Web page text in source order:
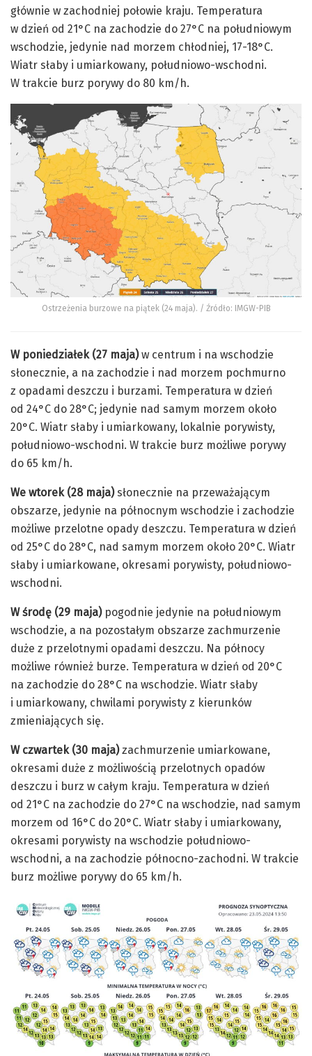
głównie w zachodniej połowie kraju. Temperatura
w dzień od 21°C na zachodzie do 27°C na południowym
wschodzie, jedynie nad morzem chłodniej, 17-18°C.
Wiatr słaby i umiarkowany, południowo-wschodni.
W trakcie burz porywy do 80 km/h.
Ostrzeżenia burzowe na piątek (24 maja). / Źródło: IMGW-PIB
W poniedziałek (27 maja)w centrum i na wschodzie
słonecznie, a na zachodzie i nad morzem pochmurno
z opadami deszczu i burzami. Temperatura w dzień
od 24°C do 28°C; jedynie nad samym morzem około
20°C. Wiatr słaby i umiarkowany, lokalnie porywisty,
południowo-wschodni. W trakcie burz możliwe porywy
do 65 km/h.
We wtorek (28 maja)słonecznie na przeważającym
obszarze, jedynie na północnym wschodzie i zachodzie
możliwe przelotne opady deszczu. Temperatura w dzień
od 25°C do 28°C, nad samym morzem około 20°C. Wiatr
słaby i umiarkowane, okresami porywisty, południowo-
wschodni.
W środę (29 maja)pogodnie jedynie na południowym
wschodzie, a na pozostałym obszarze zachmurzenie
duże z przelotnymi opadami deszczu. Na północy
możliwe również burze. Temperatura w dzień od 20°C
na zachodzie do 28°C na wschodzie. Wiatr słaby
i umiarkowany, chwilami porywisty z kierunków
zmieniających się.
W czwartek (30 maja)zachmurzenie umiarkowane,
okresami duże z możliwością przelotnych opadów
deszczu i burz w całym kraju. Temperatura w dzień
od 21°C na zachodzie do 27°C na wschodzie, nad samym
morzem od 16°C do 20°C. Wiatr słaby i umiarkowany,
okresami porywisty na wschodzie południowo-
wschodni, a na zachodzie północno-zachodni. W trakcie
burz możliwe porywy do 65 km/h.